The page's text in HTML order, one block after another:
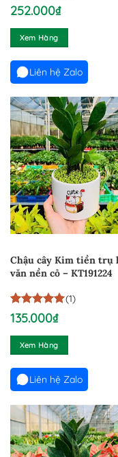
5trên 5
dựa trên
1
đánh giá
252.000₫
Xem Hàng
Liên hệ Zalo
Chậu cây Kim tiền trụ
văn nền cỏ – KT191224
5trên 5
dựa trên
1
đánh giá
(1)
135.000₫
Xem Hàng
Liên hệ Zalo